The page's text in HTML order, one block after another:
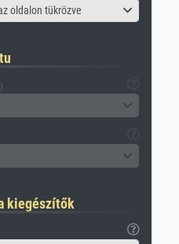
oldalon tükrözve
kiegészítők